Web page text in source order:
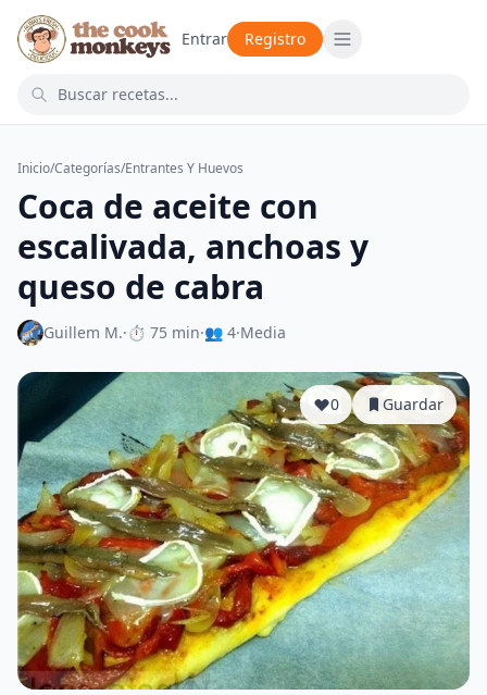
Entrar Registro
Inicio/Categorías/Entrantes Y Huevos
Coca de aceite con
escalivada, anchoas y
queso de cabra
Guillem M.·⏱ 75 min·👥 4·Media
0 Guardar